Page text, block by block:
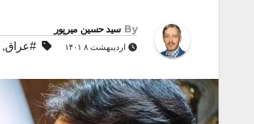
By سید حسین میرپور
اردیبهشت ۸ ۱۴۰۱ #عراق,